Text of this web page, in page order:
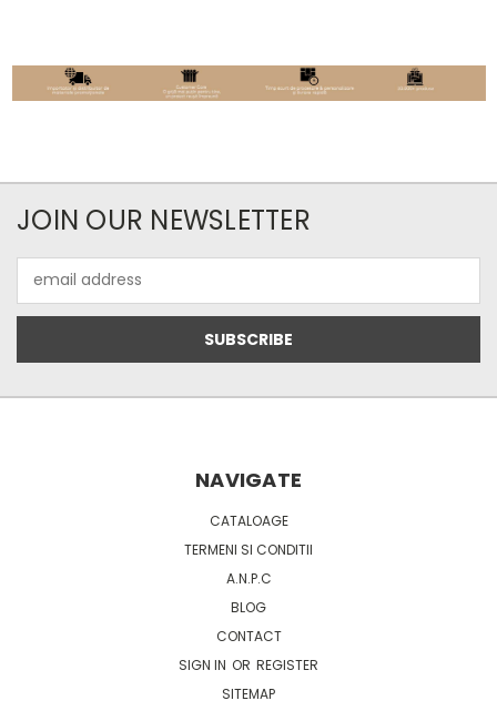
JOIN OUR NEWSLETTER
Address
NAVIGATE
CATALOAGE
TERMENI SI CONDITII
A.N.P.C
BLOG
CONTACT
SIGN IN OR REGISTER
SITEMAP